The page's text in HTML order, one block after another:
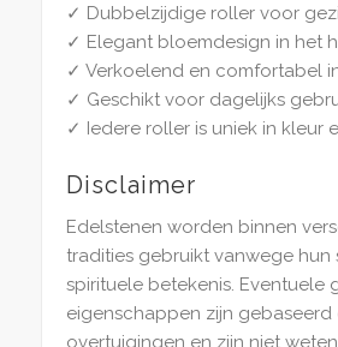
✓ Dubbelzijdige roller voor
✓ Elegant bloemdesign in het
✓ Verkoelend en comfortabel
✓ Geschikt voor dagelijks
✓ Iedere roller is uniek in kleur
Disclaimer
Edelstenen worden binnen
tradities gebruikt vanwege hun
spirituele betekenis. Eventuele
eigenschappen zijn